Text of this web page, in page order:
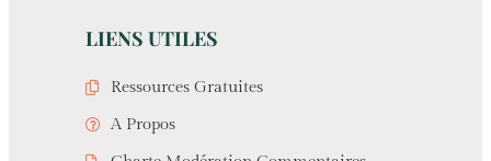
LIENS UTILES
Ressources Gratuites
A Propos